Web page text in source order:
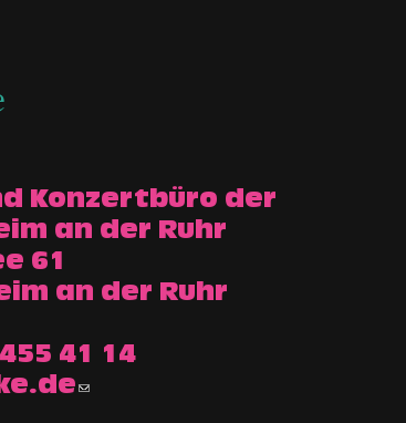
Konzertbüro der
an der Ruhr
61
an der Ruhr
41 14